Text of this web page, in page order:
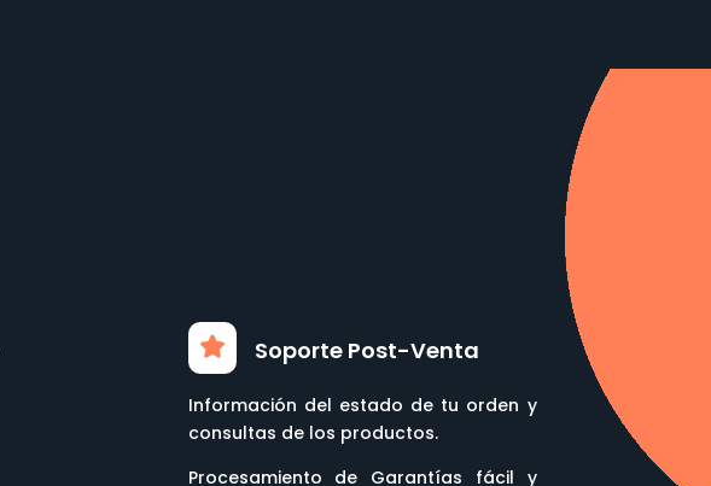
Soporte Post-Venta
Información del estado de tu orden y
consultas de los productos.
Procesamiento de Garantías fácil y